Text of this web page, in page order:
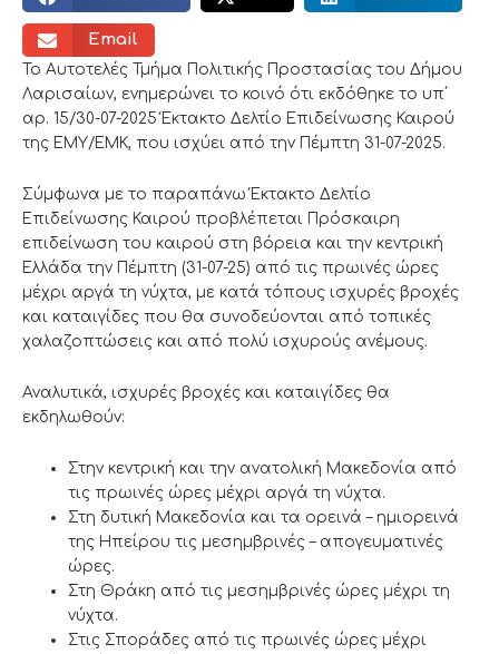
Email
Το Αυτοτελές Τμήμα Πολιτικής Προστασίας του Δήμου
Λαρισαίων, ενημερώνει το κοινό ότι εκδόθηκε το υπ΄
αρ. 15/30-07-2025 Έκτακτο Δελτίο Επιδείνωσης Καιρού
της ΕΜΥ/ΕΜΚ, που ισχύει από την Πέμπτη 31-07-2025.
Σύμφωνα με το παραπάνω Έκτακτο Δελτίο
Επιδείνωσης Καιρού προβλέπεται Πρόσκαιρη
επιδείνωση του καιρού στη βόρεια και την κεντρική
Ελλάδα την Πέμπτη (31-07-25) από τις πρωινές ώρες
μέχρι αργά τη νύχτα, με κατά τόπους ισχυρές βροχές
και καταιγίδες που θα συνοδεύονται από τοπικές
χαλαζοπτώσεις και από πολύ ισχυρούς ανέμους.
Αναλυτικά, ισχυρές βροχές και καταιγίδες θα
εκδηλωθούν:
Στην κεντρική και την ανατολική Μακεδονία από
τις πρωινές ώρες μέχρι αργά τη νύχτα.
Στη δυτική Μακεδονία και τα ορεινά – ημιορεινά
της Ηπείρου τις μεσημβρινές – απογευματινές
ώρες.
Στη Θράκη από τις μεσημβρινές ώρες μέχρι τη
νύχτα.
Στις Σποράδες από τις πρωινές ώρες μέχρι